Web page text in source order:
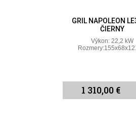
GRIL NAPOLEON
ČIERNY
Výkon: 22,2 kW
1 310,00 €